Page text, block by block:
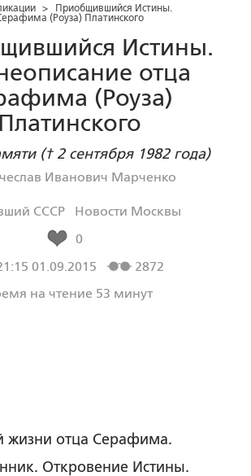
>
Приобщившийся Истины.
(Роуза) Платинского
Истины.
отца
(Роуза)
Платинского
(† 2 сентября 1982 года)
Иванович Марченко
СССР
Новости Москвы
0
01.09.2015
2872
на чтение 53 минут
жизни отца Серафима.
Откровение Истины.